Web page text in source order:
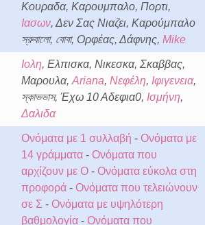
Κουραδα, Καρουμπαλο, Πορτι,
Ιασων, Δεν Σας Νιαζει, Καρούμπαλο
স্রুবালো, বোবা, Ορφέας, Δάφνης, Mike
Ιολη, Ελπισκα, Νικεσκα, Σκαββας,
Μαρουλα, Ariana, Νεφέλη, Ιφιγενεια,
স্কাভভাস, Έχω 10 Αδεφια0, Ισμήνη,
Δαλιδα
Ονόματα με 1 συλλαβή - Ονόματα με
14 γράμματα - Ονόματα που
αρχίζουν με Ο - Ονόματα εύκολα στη
προφορά - Ονόματα που τελειώνουν
σε Σ - Ονόματα με υψηλότερη
βαθμολογία - Ονόματα που